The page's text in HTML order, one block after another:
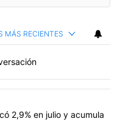
MÁS RECIENTES
más comentarios en los
inflación en CABA
2,9% en julio y acumula